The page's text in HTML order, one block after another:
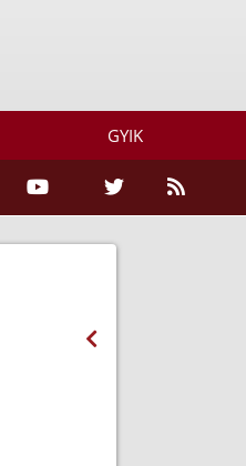
GYIK